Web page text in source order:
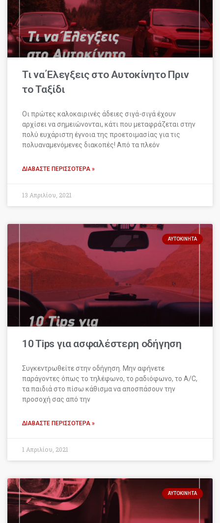
Τι να Έλεγξεις στο Αυτοκίνητο Πριν
το Ταξίδι
Οι πρώτες καλοκαιρινές άδειες σιγά-σιγά έχουν
αρχίσει να σημειώνονται, κάτι που μεταφράζεται στην
πολύ ευχάριστη έγνοια της προετοιμασίας για τις
πολυαναμενόμενες διακοπές! Από τα πλεόν
ΔΙΑΒΆΣΤΕ ΠΕΡΙΣΣΌΤΕΡΑ »
13 Απριλίου, 2021
ΑΥΤΟΚΊΝΗΤΑ
10 Tips για ασφαλέστερη οδήγηση
Συγκεντρωθείτε στην οδήγηση. Μην αφήνετε
παράγοντες όπως το τηλέφωνο, το ραδιόφωνο, το A/C,
τα παιδιά στο πίσω κάθισμα να αποσπάσουν την
προσοχή σας από την
ΔΙΑΒΆΣΤΕ ΠΕΡΙΣΣΌΤΕΡΑ »
1 Απριλίου, 2021
ΑΥΤΟΚΊΝΗΤΑ